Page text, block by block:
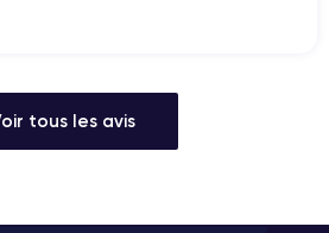
tous les avis